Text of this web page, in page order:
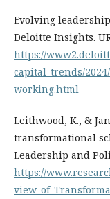
Evolving
Deloitte Insights.
https://
capital-trends/
working.html
Leithwood, K., &
transformational
Leadership and
https://